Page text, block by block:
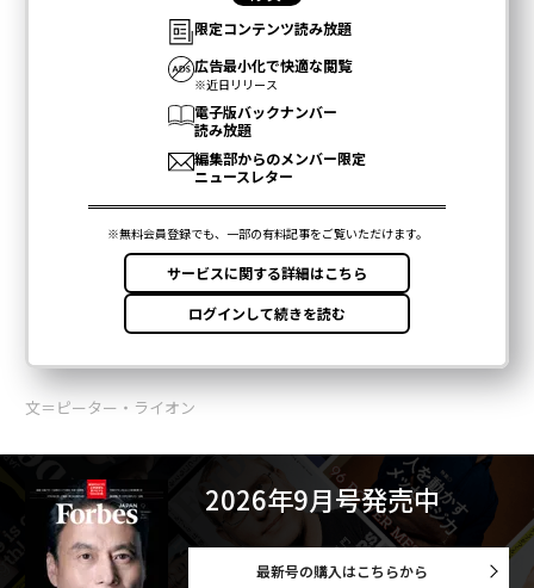
文＝ピーター・ライオン
2026年9月号発売中
最新号の購入はこちらから